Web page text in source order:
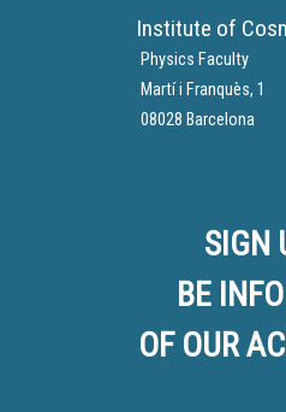
Institute of
Physics Faculty
Martí i Franquès, 1
08028 Barcelona
SIGN
BE
OF OUR